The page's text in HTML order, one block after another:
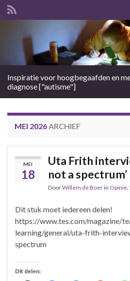
Search for:
Inspiratie voor hoogbegaafden en
diagnose ["autisme"]
MEI 2026ARCHIEF
MEI
18
Uta Frith
not a spectrum’
DoorWillem de Boerin Opinie,
Dit stuk moet iedereen delen!
https://www.tes.com/magazine/
learning/general/uta-frith-
spectrum
Dit delen: